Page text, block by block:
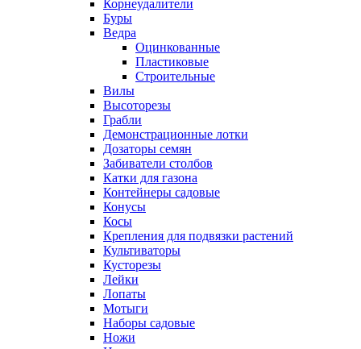
Корнеудалители
Буры
Ведра
Оцинкованные
Пластиковые
Строительные
Вилы
Высоторезы
Грабли
Демонстрационные лотки
Дозаторы семян
Забиватели столбов
Катки для газона
Контейнеры садовые
Конусы
Косы
Крепления для подвязки растений
Культиваторы
Кусторезы
Лейки
Лопаты
Мотыги
Наборы садовые
Ножи